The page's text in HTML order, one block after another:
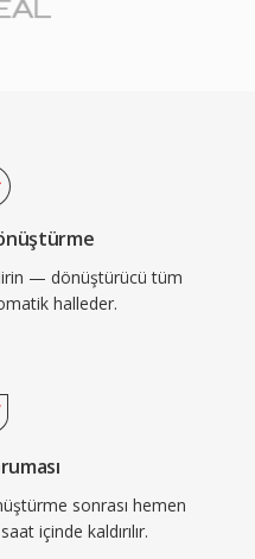
— dönüştürücü tüm
halleder.
sonrası hemen
içinde kaldırılır.